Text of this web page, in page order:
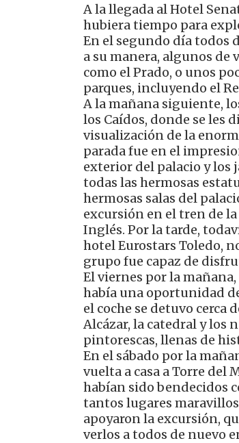
A la llegada al Hotel
hubiera tiempo para
En el segundo día todos
a su manera, algunos de
como el Prado, o unos
parques, incluyendo el
A la mañana siguiente,
los Caídos, donde se les
visualización de la
parada fue en el
exterior del palacio y los
todas las hermosas
hermosas salas del
excursión en el tren de
Inglés. Por la tarde,
hotel Eurostars Toledo,
grupo fue capaz de
El viernes por la
había una oportunidad
el coche se detuvo cerca
Alcázar, la catedral y los
pintorescas, llenas de
En el sábado por la
vuelta a casa a Torre del
habían sido bendecidos
tantos lugares
apoyaron la excursión,
verlos a todos de nuevo